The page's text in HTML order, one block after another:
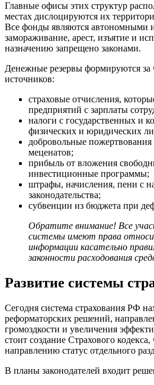
Главные офисы этих структур
местах дислоцируются их
Все фонды являются автономными
замораживание, арест, изъятие и
назначению запрещено законами.
Денежные резервы формируются за
источников:
страховые отчисления,
предприятий с зарплаты
налоги с государственных и
физических и юридических
добровольные
меценатов;
прибыль от вложения
инвестиционные программы;
штрафы, начисления, пени с
законодательства;
субвенции из бюджета при
Обратите внимание! Все
системы имеют права
информации касательно
законности расходования
Развитие системы
Сегодня система страхования РФ
реформаторских решений,
громоздкости и увеличения
стоит создание Страхового
направлению статус отдельного
В планы законодателей входит